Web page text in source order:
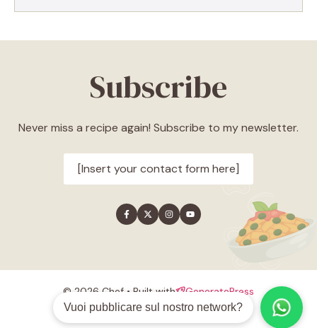
Subscribe
Never miss a recipe again! Subscribe to my newsletter.
[Insert your contact form here]
© 2026 Chef • Built with
GeneratePress
Style guidePrivacy policyTerms
Vuoi pubblicare sul nostro network?